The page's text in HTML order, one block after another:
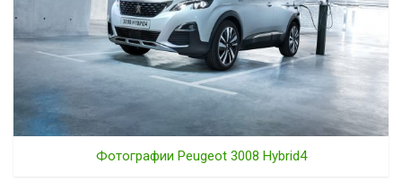
Фотографии Peugeot 3008 Hybrid4